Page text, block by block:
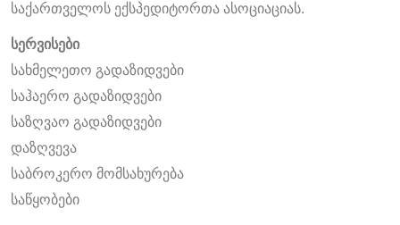
საქართველოს ექსპედიტორთა ასოციაციას.
სერვისები
სახმელეთო გადაზიდვები
საჰაერო გადაზიდვები
საზღვაო გადაზიდვები
დაზღვევა
საბროკერო მომსახურება
საწყობები